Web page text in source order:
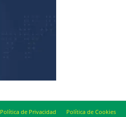
Política de Privacidad
Política de Cookies